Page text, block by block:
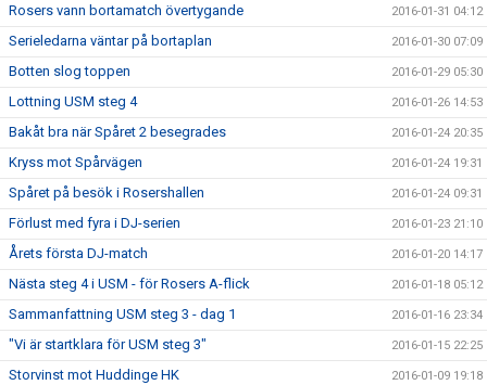
Rosers vann bortamatch övertygande 2016-01-31 04:12
Serieledarna väntar på bortaplan 2016-01-30 07:09
Botten slog toppen 2016-01-29 05:30
Lottning USM steg 4 2016-01-26 14:53
Bakåt bra när Spåret 2 besegrades 2016-01-24 20:35
Kryss mot Spårvägen 2016-01-24 19:31
Spåret på besök i Rosershallen 2016-01-24 09:31
Förlust med fyra i DJ-serien 2016-01-23 21:10
Årets första DJ-match 2016-01-20 14:17
Nästa steg 4 i USM - för Rosers A-flick 2016-01-18 05:12
Sammanfattning USM steg 3 - dag 1 2016-01-16 23:34
"Vi är startklara för USM steg 3" 2016-01-15 22:25
Storvinst mot Huddinge HK 2016-01-09 19:18